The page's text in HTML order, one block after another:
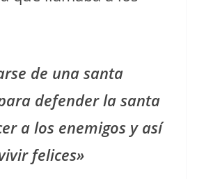
de una santa
defender la santa
a los enemigos y así
felices»